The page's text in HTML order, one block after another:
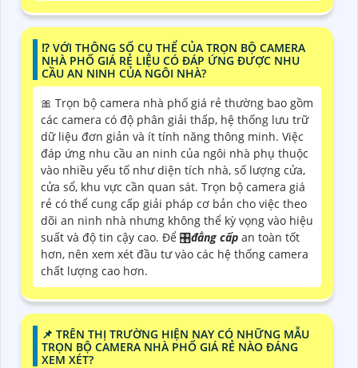
⁉️ VỚI THÔNG SỐ CỤ THỂ CỦA TRỌN BỘ CAMERA
NHÀ PHỐ GIÁ RẺ LIỆU CÓ ĐÁP ỨNG ĐƯỢC NHU
CẦU AN NINH CỦA NGÔI NHÀ?
🎀 Trọn bộ camera nhà phố giá rẻ thường bao gồm
các camera có độ phân giải thấp, hệ thống lưu trữ
dữ liệu đơn giản và ít tính năng thông minh. Việc
đáp ứng nhu cầu an ninh của ngôi nhà phụ thuộc
vào nhiều yếu tố như diện tích nhà, số lượng cửa,
cửa sổ, khu vực cần quan sát. Trọn bộ camera giá
rẻ có thể cung cấp giải pháp cơ bản cho việc theo
dõi an ninh nhà nhưng không thể kỳ vọng vào hiệu
suất và độ tin cậy cao. Để 🎛đẳng cấp an toàn tốt
hơn, nên xem xét đầu tư vào các hệ thống camera
chất lượng cao hơn.
📌 TRÊN THỊ TRƯỜNG HIỆN NAY CÓ NHỮNG MẪU
TRỌN BỘ CAMERA NHÀ PHỐ GIÁ RẺ NÀO ĐÁNG
XEM XÉT?